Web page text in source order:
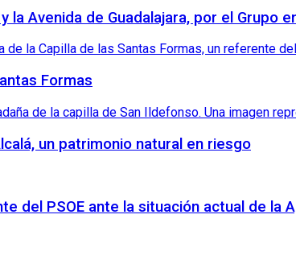
la Avenida de Guadalajara, por el Grupo
Formas
un patrimonio natural en riesgo
del PSOE ante la situación actual de la